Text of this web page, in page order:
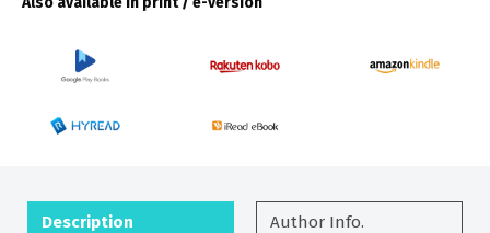
Description Author Info.